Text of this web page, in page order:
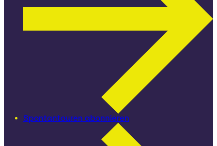
Spontantouren abonnieren